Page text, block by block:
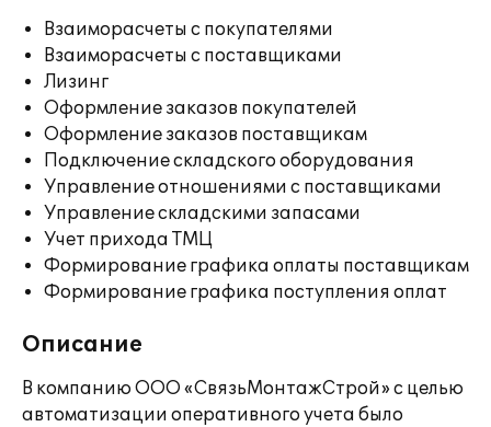
Взаиморасчеты с покупателями
Взаиморасчеты с поставщиками
Лизинг
Оформление заказов покупателей
Оформление заказов поставщикам
Подключение складского оборудования
Управление отношениями с поставщиками
Управление складскими запасами
Учет прихода ТМЦ
Формирование графика оплаты поставщикам
Формирование графика поступления оплат
Описание
В компанию ООО «СвязьМонтажСтрой» с целью
автоматизации оперативного учета было